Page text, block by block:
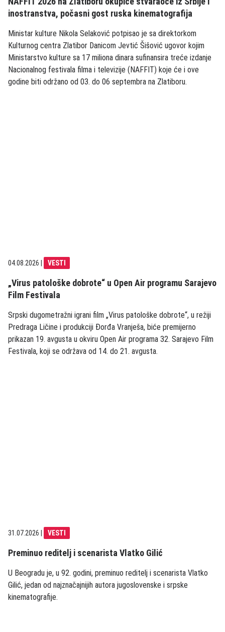
inostranstva, počasni gost ruska kinematografija
Ministar kulture Nikola Selaković potpisao je sa direktorkom
Kulturnog centra Zlatibor Danicom Jevtić Šišović ugovor kojim
Ministarstvo kulture sa 17 miliona dinara sufinansira treće izdanje
Nacionalnog festivala filma i televizije (NAFFIT) koje će i ove
godine biti održano od 03. do 06 septembra na Zlatiboru.
04.08.2026 VESTI
„Virus patološke dobrote“ u Open Air programu Sarajevo
Film Festivala
Srpski dugometražni igrani film „Virus patološke dobrote“, u režiji
Predraga Ličine i produkciji Đorđa Vranješa, biće premijerno
prikazan 19. avgusta u okviru Open Air programa 32. Sarajevo Film
Festivala, koji se održava od 14. do 21. avgusta.
31.07.2026 VESTI
Preminuo reditelj i scenarista Vlatko Gilić
U Beogradu je, u 92. godini, preminuo reditelj i scenarista Vlatko
Gilić, jedan od najznačajnijih autora jugoslovenske i srpske
kinematografije.